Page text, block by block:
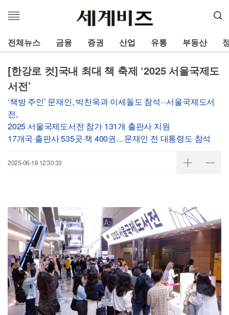
메
열
기
전체뉴스 금융 증권 산업 유통 부동산
[한강로 컷]국내 최대 책 축제 ‘2025 서울국제도
서전’
‘책방 주인’ 문재인, 박찬욱과 이세돌도 참석···서울국제도서
전,
2025 서울국제도서전 참가 131개 출판사 지원
17개국·출판사 535곳·책 400권…문재인 전 대통령도 참석
2025-06-18 12:30:33